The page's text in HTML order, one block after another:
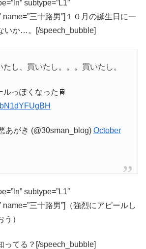
subtype=”L1″
name=”三十路男”]１０月の誕生日に一
いか…。[/speech_bubble]
し、買いたし。。。買いたし。
っぽくなった🚆
あがき (@30sman_blog) October
subtype=”L1″
name=”三十路男”]（強烈にアピールし
）
ってる？[/speech_bubble]